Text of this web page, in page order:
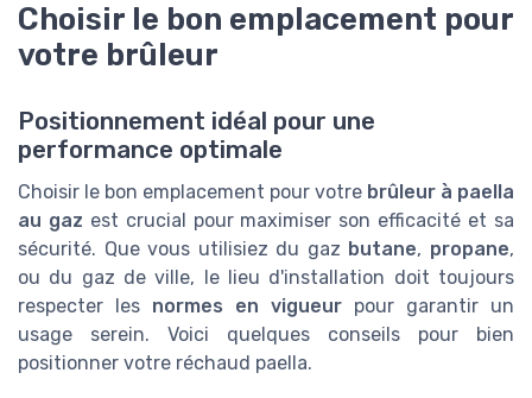
Choisir le bon emplacement pour
votre brûleur
Positionnement idéal pour une
performance optimale
Choisir le bon emplacement pour votre brûleur à paella
au gaz est crucial pour maximiser son efficacité et sa
sécurité. Que vous utilisiez du gaz butane, propane,
ou du gaz de ville, le lieu d'installation doit toujours
respecter les normes en vigueur pour garantir un
usage serein. Voici quelques conseils pour bien
positionner votre réchaud paella.